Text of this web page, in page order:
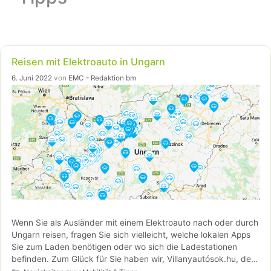
Reisen mit Elektroauto in Ungarn
6. Juni 2022 von EMC - Redaktion bm
Wenn Sie als Ausländer mit einem Elektroauto nach oder durch
Ungarn reisen, fragen Sie sich vielleicht, welche lokalen Apps
Sie zum Laden benötigen oder wo sich die Ladestationen
befinden. Zum Glück für Sie haben wir, Villanyautósok.hu, der